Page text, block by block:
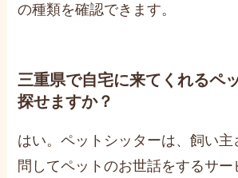
の種類を確認できます。
三重県で自宅に来てくれるペ
探せますか？
はい。ペットシッターは、飼い
問してペットのお世話をするサー